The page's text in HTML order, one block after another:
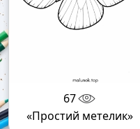
67
«Простий метелик»